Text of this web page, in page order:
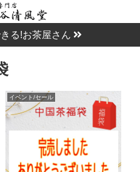
る!お茶屋さん
イベント/セール